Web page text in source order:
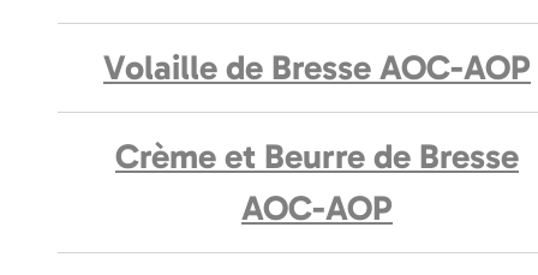
Volaille de Bresse AOC-AOP
Crème et Beurre de Bresse
AOC-AOP